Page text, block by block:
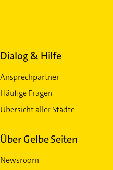
Dialog & Hilfe
Ansprechpartner
Häufige Fragen
Übersicht aller Städte
Über Gelbe Seiten
Newsroom